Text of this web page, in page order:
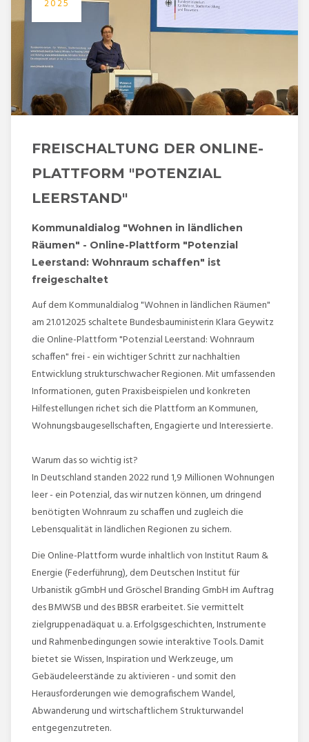
2025
FREISCHALTUNG DER ONLINE-
PLATTFORM "POTENZIAL
LEERSTAND"
Kommunaldialog "Wohnen in ländlichen
Räumen" - Online-Plattform "Potenzial
Leerstand: Wohnraum schaffen" ist
freigeschaltet
Auf dem Kommunaldialog "Wohnen in ländlichen Räumen"
am 21.01.2025 schaltete Bundesbauministerin Klara Geywitz
die Online-Plattform "Potenzial Leerstand: Wohnraum
schaffen" frei - ein wichtiger Schritt zur nachhaltien
Entwicklung strukturschwacher Regionen. Mit umfassenden
Informationen, guten Praxisbeispielen und konkreten
Hilfestellungen richet sich die Plattform an Kommunen,
Wohnungsbaugesellschaften, Engagierte und Interessierte.
Warum das so wichtig ist?
In Deutschland standen 2022 rund 1,9 Millionen Wohnungen
leer - ein Potenzial, das wir nutzen können, um dringend
benötigten Wohnraum zu schaffen und zugleich die
Lebensqualität in ländlichen Regionen zu sichern.
Die Online-Plattform wurde inhaltlich von Institut Raum &
Energie (Federführung), dem Deutschen Institut für
Urbanistik gGmbH und Gröschel Branding GmbH im Auftrag
des BMWSB und des BBSR erarbeitet. Sie vermittelt
zielgruppenadäquat u. a. Erfolgsgeschichten, Instrumente
und Rahmenbedingungen sowie interaktive Tools. Damit
bietet sie Wissen, Inspiration und Werkzeuge, um
Gebäudeleerstände zu aktivieren - und somit den
Herausforderungen wie demografischem Wandel,
Abwanderung und wirtschaftlichem Strukturwandel
entgegenzutreten.